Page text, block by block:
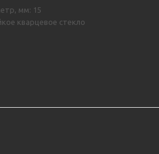
мм: 15
кварцевое стекло